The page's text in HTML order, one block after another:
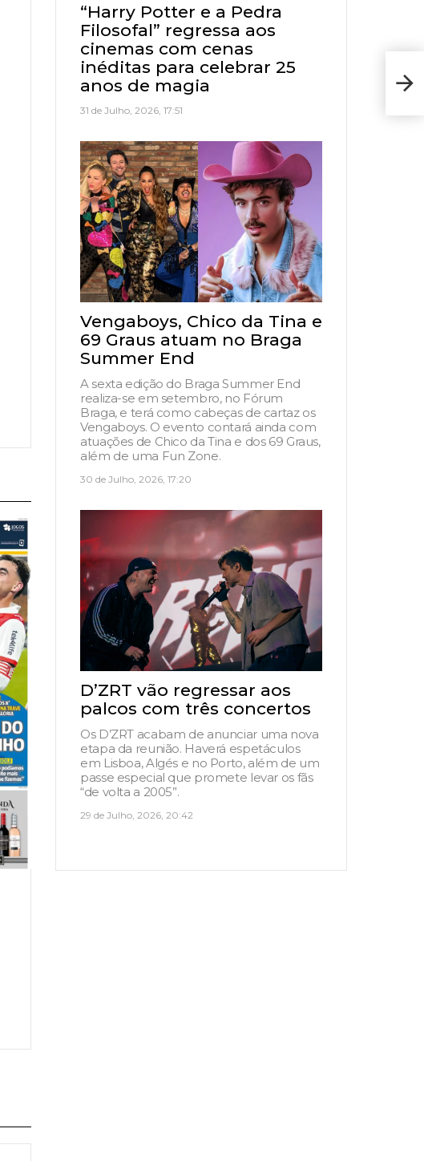
“Harry Potter e a Pedra
Filosofal” regressa aos
cinemas com cenas
inéditas para celebrar 25
anos de magia
31 de Julho, 2026, 17:51
Vengaboys, Chico da Tina e
69 Graus atuam no Braga
Summer End
A sexta edição do Braga Summer End
realiza-se em setembro, no Fórum
Braga, e terá como cabeças de cartaz os
Vengaboys. O evento contará ainda com
atuações de Chico da Tina e dos 69 Graus,
além de uma Fun Zone.
30 de Julho, 2026, 17:20
D’ZRT vão regressar aos
palcos com três concertos
Os D’ZRT acabam de anunciar uma nova
etapa da reunião. Haverá espetáculos
em Lisboa, Algés e no Porto, além de um
passe especial que promete levar os fãs
“de volta a 2005”.
29 de Julho, 2026, 20:42